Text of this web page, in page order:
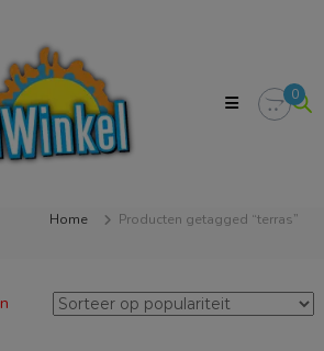
0
Home Producten getagged “terras”
Gesorteerd